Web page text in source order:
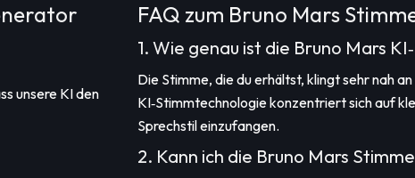
unsere KI den
FAQ zum Bruno Mars
1. Wie genau ist die Bruno Mars
Die Stimme, die du erhältst, klingt sehr nah
KI‑Stimmtechnologie konzentriert sich auf
Sprechstil einzufangen.
2. Kann ich die Bruno Mars